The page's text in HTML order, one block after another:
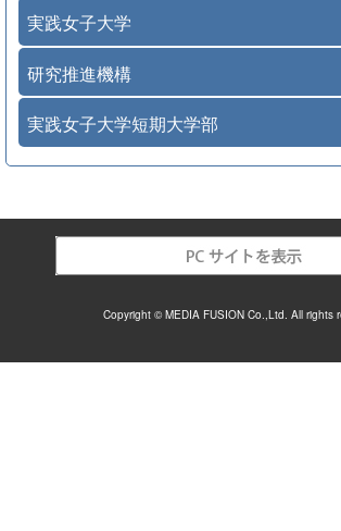
実践女子大学
研究推進機構
実践女子大学短期大学部
Copyright © MEDIA FUSION Co.,Ltd. All rights